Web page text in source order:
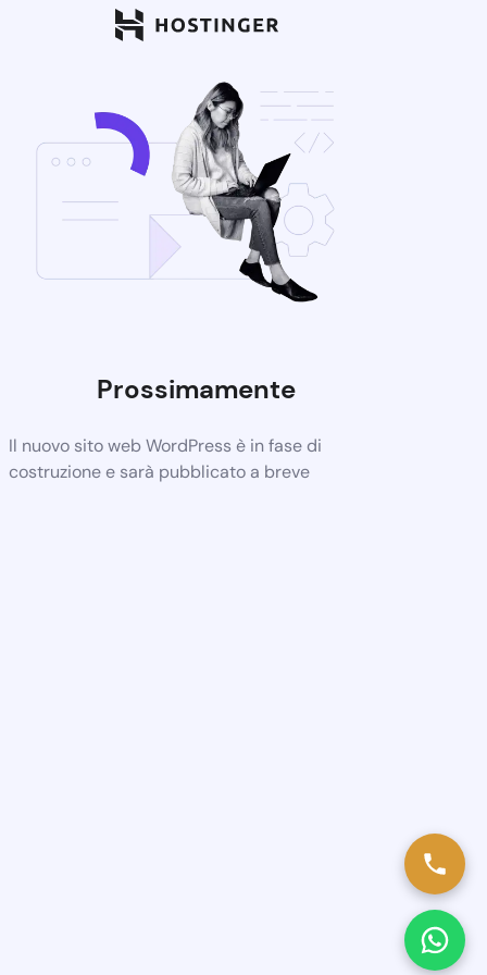
Prossimamente
Il nuovo sito web WordPress è in fase di
costruzione e sarà pubblicato a breve